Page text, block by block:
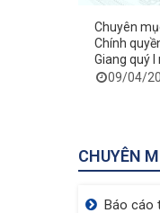
Chuyên
Chính
Giang quý
09/04/
CHUYÊN
Báo cáo